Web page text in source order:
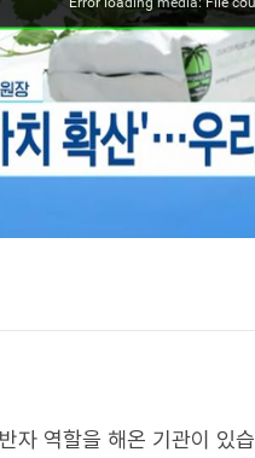
자 역할을 해온 기관이 있